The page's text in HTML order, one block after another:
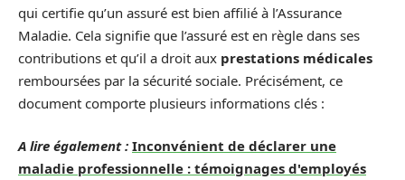
qui certifie qu’un assuré est bien affilié à l’Assurance
Maladie. Cela signifie que l’assuré est en règle dans ses
contributions et qu’il a droit aux prestations médicales
remboursées par la sécurité sociale. Précisément, ce
document comporte plusieurs informations clés :
A lire également : Inconvénient de déclarer une
maladie professionnelle : témoignages d'employés